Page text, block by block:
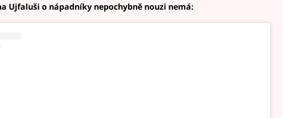
Ujfaluši o nápadníky nepochybně nouzi nemá: